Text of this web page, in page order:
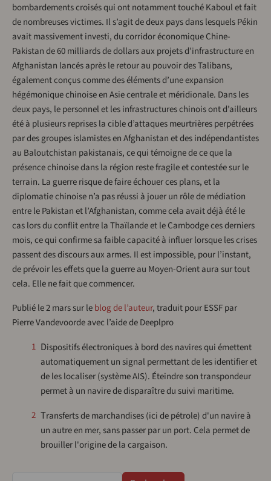
bombardements croisés qui ont notamment touché Kaboul et fait
de nombreuses victimes. Il s’agit de deux pays dans lesquels Pékin
avait massivement investi, du corridor économique Chine-
Pakistan de 60 milliards de dollars aux projets d’infrastructure en
Afghanistan lancés après le retour au pouvoir des Talibans,
également conçus comme des éléments d’une expansion
hégémonique chinoise en Asie centrale et méridionale. Dans les
deux pays, le personnel et les infrastructures chinois ont d’ailleurs
été à plusieurs reprises la cible d’attaques meurtrières perpétrées
par des groupes islamistes en Afghanistan et des indépendantistes
au Baloutchistan pakistanais, ce qui témoigne de ce que la
présence chinoise dans la région reste fragile et contestée sur le
terrain. La guerre risque de faire échouer ces plans, et la
diplomatie chinoise n’a pas réussi à jouer un rôle de médiation
entre le Pakistan et l’Afghanistan, comme cela avait déjà été le
cas lors du conflit entre la Thaïlande et le Cambodge ces derniers
mois, ce qui confirme sa faible capacité à influer lorsque les crises
passent des discours aux armes. Il est impossible, pour l’instant,
de prévoir les effets que la guerre au Moyen-Orient aura sur tout
cela. Elle ne fait que commencer.
Publié le 2 mars sur leblog de l’auteur, traduit pour ESSF par
Pierre Vandevoorde avec l’aide de Deeplpro
1 Dispositifs électroniques à bord des navires qui émettent
automatiquement un signal permettant de les identifier et
de les localiser (système AIS). Éteindre son transpondeur
permet à un navire de disparaître du suivi maritime.
2 Transferts de marchandises (ici de pétrole) d'un navire à
un autre en mer, sans passer par un port. Cela permet de
brouiller l'origine de la cargaison.